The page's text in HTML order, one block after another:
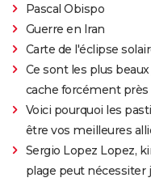
Pascal Obispo
Guerre en Iran
Carte de l'éclipse
Ce sont les plus
cache forcément près
Voici pourquoi les
être vos meilleures
Sergio Lopez Lopez,
plage peut nécessiter